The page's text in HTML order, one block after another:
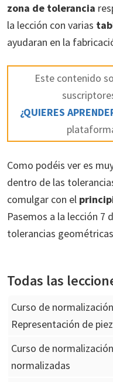
zona de tolerancia
la lección con varias
ayudaran en la
Este contenido
¿QUIERES
Como podéis ver es
dentro de las
comulgar con el
Pasemos a la lección 7
tolerancias
Todas las
Curso de
Representación de
Curso de
normalizadas